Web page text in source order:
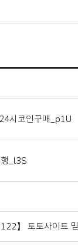
시코인구매_p1U
_l3S
】 토토사이트